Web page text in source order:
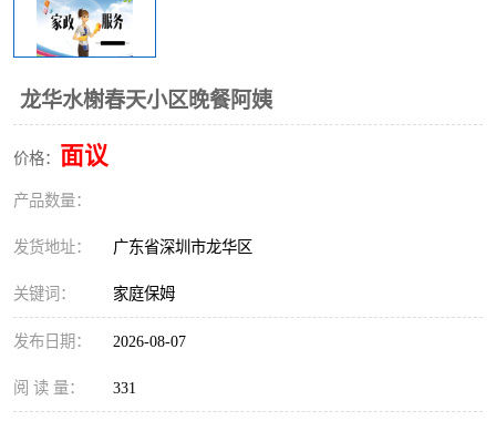
龙华水榭春天小区晚餐阿姨
价格： 面议
产品数量：
发货地址： 广东省深圳市龙华区
关键词： 家庭保姆
发布日期： 2026-08-07
阅 读 量： 331